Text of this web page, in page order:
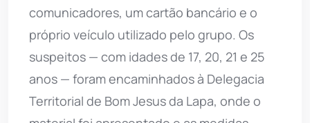
comunicadores, um cartão bancário e o
próprio veículo utilizado pelo grupo. Os
suspeitos — com idades de 17, 20, 21 e 25
anos — foram encaminhados à Delegacia
Territorial de Bom Jesus da Lapa, onde o